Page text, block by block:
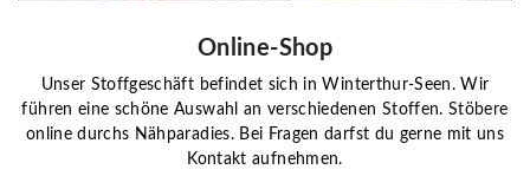
Online-Shop
Unser Stoffgeschäft befindet sich in Winterthur-Seen. Wir
führen eine schöne Auswahl an verschiedenen Stoffen. Stöbere
online durchs Nähparadies. Bei Fragen darfst du gerne mit uns
Kontakt aufnehmen.